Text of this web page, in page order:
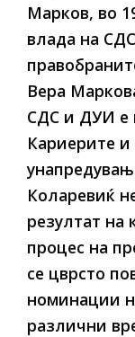
Марков, во
влада на
Вера
СДС и ДУИ е
Кариерите
Коларевиќ
резултат
процес на
се цврсто
номинации
различни